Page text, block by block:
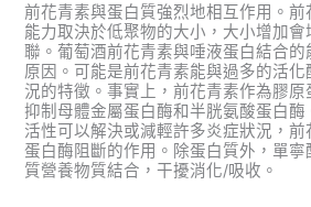
前花青素與蛋白質強烈地相互作用。
能力取決於低聚物的大小，大小增加
聯。葡萄酒前花青素與唾液蛋白結合
原因。可能是前花青素能與過多的活
況的特徵。事實上，前花青素作為膠
抑制母體金屬蛋白酶和半胱氨酸蛋白
活性可以解決或減輕許多炎症狀況，
蛋白酶阻斷的作用。除蛋白質外，單
質營養物質結合，干擾消化/吸收。